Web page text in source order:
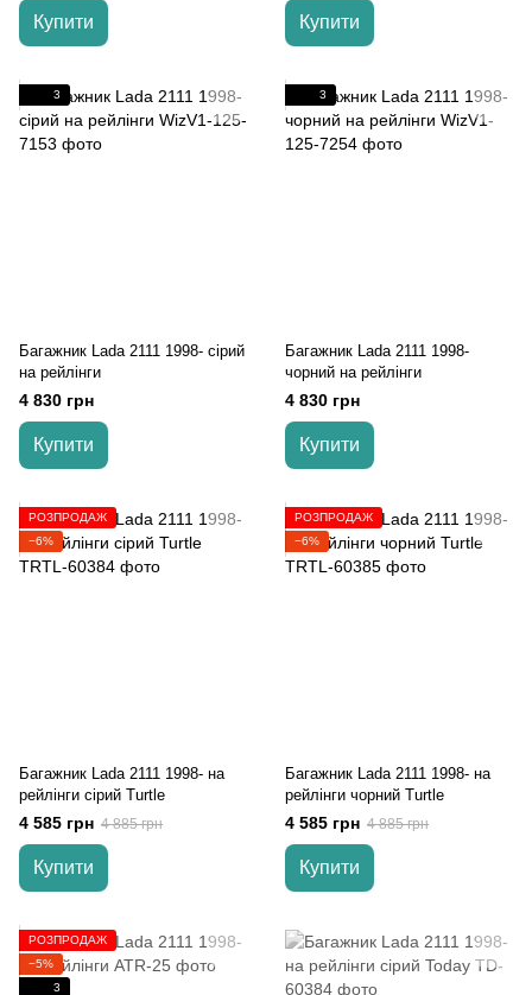
Купити Купити
3
Багажник Lada 2111 1998- сірий
на рейлінги
4 830 грн
Купити
3
Багажник Lada 2111 1998-
чорний на рейлінги
4 830 грн
Купити
РОЗПРОДАЖ
−6%
Багажник Lada 2111 1998- на
рейлінги cірий Turtle
4 585 грн 4 885 грн
Купити
РОЗПРОДАЖ
−6%
Багажник Lada 2111 1998- на
рейлінги чорний Turtle
4 585 грн 4 885 грн
Купити
РОЗПРОДАЖ
−5%
3